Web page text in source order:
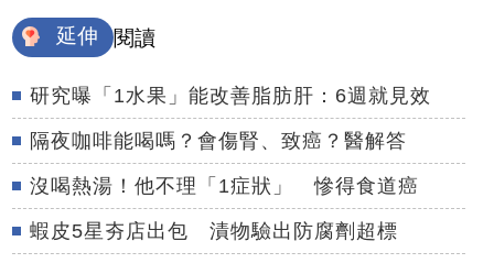
延伸 閱讀
研究曝「1水果」能改善脂肪肝：6週就見效
隔夜咖啡能喝嗎？會傷腎、致癌？醫解答
沒喝熱湯！他不理「1症狀」 慘得食道癌
蝦皮5星夯店出包 漬物驗出防腐劑超標